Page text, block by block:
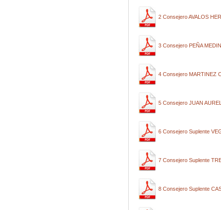
2 Consejero AVALOS
3 Consejero PEÑA
4 Consejero MARTINEZ
5 Consejero JUAN
6 Consejero Suplente
7 Consejero Suplente
8 Consejero Suplente